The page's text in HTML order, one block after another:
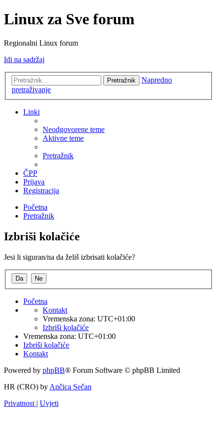
Linux za Sve forum
Regionalni Linux forum
Idi na sadržaj
Pretražnik
Napredno
pretraživanje
Linki
Neodgovorene teme
Aktivne teme
Pretražnik
ČPP
Prijava
Registracija
Početna
Pretražnik
Izbriši kolačiće
Jesi li siguran/na da želiš izbrisati kolačiće?
Početna
Kontakt
Vremenska zona: UTC+01:00
Izbriši kolačiće
Vremenska zona: UTC+01:00
Izbriši kolačiće
Kontakt
Powered by phpBB® Forum Software © phpBB Limited
HR (CRO) by Ančica Sečan
Privatnost | Uvjeti